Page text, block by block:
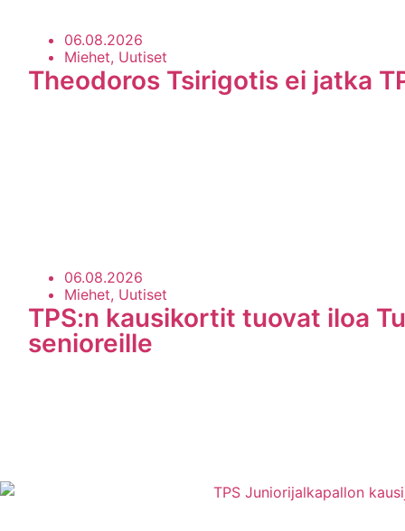
06.08.2026
Miehet, Uutiset
Theodoros Tsirigotis ei jatka
06.08.2026
Miehet, Uutiset
TPS:n kausikortit tuovat iloa
senioreille